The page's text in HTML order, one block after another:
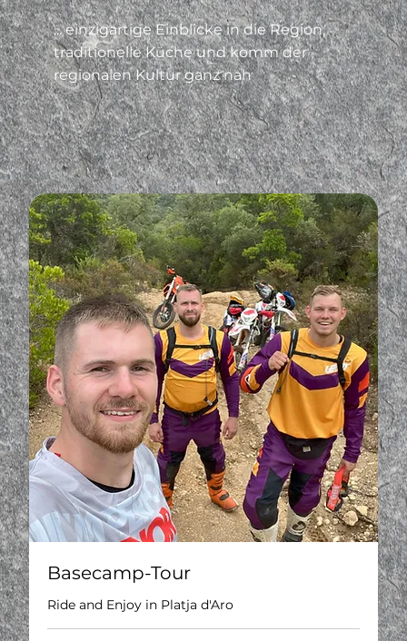
... einzigartige Einblicke in die Region,
traditionelle Küche und komm der
regionalen Kultur ganz nah
Basecamp-Tour
Ride and Enjoy in Platja d'Aro